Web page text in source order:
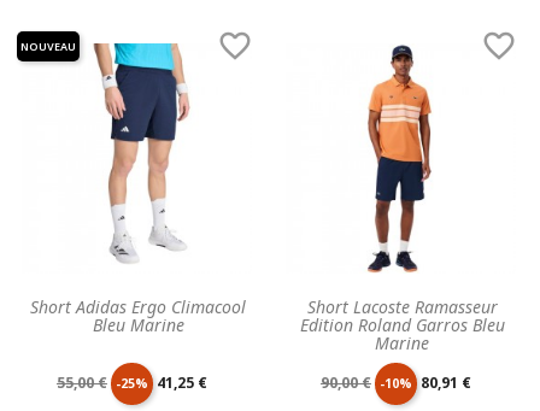
Short Adidas Ergo Climacool
Bleu Marine

Prix
55,00 € -25% Prix
41,25 €
NOUVEAU
Short Lacoste Ramasseur
Edition Roland Garros Bleu
Marine

Prix
90,00 € -10% Prix
80,91 €